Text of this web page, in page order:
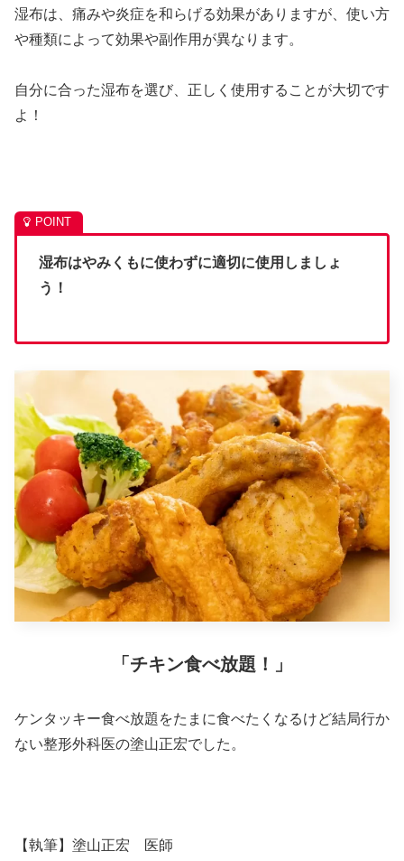
湿布は、痛みや炎症を和らげる効果がありますが、使い方
や種類によって効果や副作用が異なります。
自分に合った湿布を選び、正しく使用することが大切です
よ！
湿布はやみくもに使わずに適切に使用しましょ
う！
「チキン食べ放題！」
ケンタッキー食べ放題をたまに食べたくなるけど結局行か
ない整形外科医の塗山正宏でした。
【執筆】塗山正宏 医師